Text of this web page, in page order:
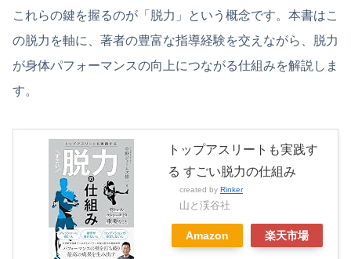
これらの鍵を握るのが「脱力」という概念です。本書はこ
の脱力を軸に、著者の豊富な指導経験を交えながら、脱力
が身体パフォーマンスの向上につながる仕組みを解説しま
す。
トップアスリートも実践す
る すごい脱力の仕組み
created by Rinker
山と渓谷社
Amazon 楽天市場